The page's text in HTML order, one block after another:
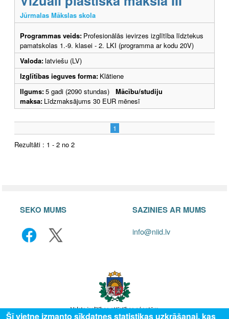
Jūrmalas Mākslas skola
Programmas veids: Profesionālās ievirzes izglītība līdztekus
pamatskolas 1.-9. klasei - 2. LKI (programma ar kodu 20V)
Valoda:latviešu (LV)
Izglītības ieguves forma: Klātiene
Ilgums:5 gadi (2090 stundas) Mācību/studiju
maksa: Līdzmaksājums 30 EUR mēnesī
1
Rezultāti : 1 - 2 no 2
SEKO MUMS SAZINIES AR MUMS
info@niid.lv
Šī vietne izmanto sīkdatnes statistikas uzkrāšanai, kas